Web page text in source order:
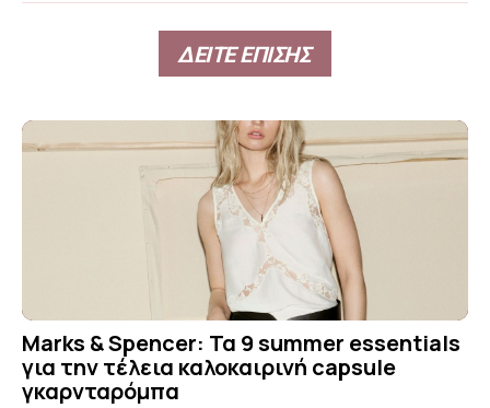
ΔΕΙΤΕ ΕΠΙΣΗΣ
Marks & Spencer: Τα 9 summer essentials
για την τέλεια καλοκαιρινή capsule
γκαρνταρόμπα